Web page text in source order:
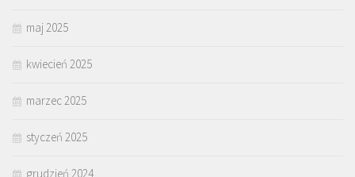
maj 2025
kwiecień 2025
marzec 2025
styczeń 2025
grudzień 2024